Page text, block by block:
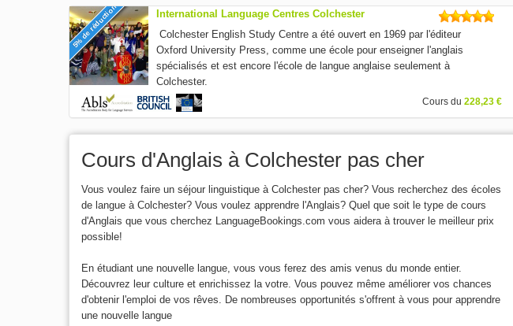
5% de réduction
International Language Centres Colchester
Colchester English Study Centre a été ouvert en 1969 par l'éditeur
Oxford University Press, comme une école pour enseigner l'anglais
spécialisés et est encore l'école de langue anglaise seulement à
Colchester.
Cours du 228,23 €
Cours d'Anglais à Colchester pas cher
Vous voulez faire un séjour linguistique à Colchester pas cher? Vous recherchez des écoles
de langue à Colchester? Vous voulez apprendre l'Anglais? Quel que soit le type de cours
d'Anglais que vous cherchez LanguageBookings.com vous aidera à trouver le meilleur prix
possible!
En étudiant une nouvelle langue, vous vous ferez des amis venus du monde entier.
Découvrez leur culture et enrichissez la votre. Vous pouvez même améliorer vos chances
d'obtenir l'emploi de vos rêves. De nombreuses opportunités s'offrent à vous pour apprendre
une nouvelle langue